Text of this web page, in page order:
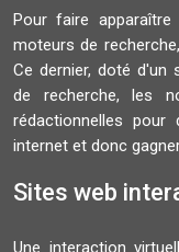
Pour faire
moteurs de
Ce dernier, doté d'un
de recherche, les
rédactionnelles
internet et donc
Sites web
Une interaction